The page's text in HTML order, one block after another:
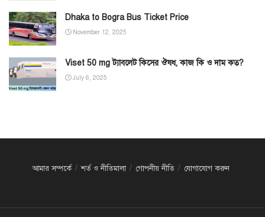
Dhaka to Bogra Bus Ticket Price
November 12, 2025
Viset 50 mg ট্যাবলেট কিসের ঔষধ, কাজ কি ও দাম কত?
July 6, 2025
আমার সম্পর্কে শর্ত ও নীতিমালা গোপনীয় নীতি যোগাযোগ করুন